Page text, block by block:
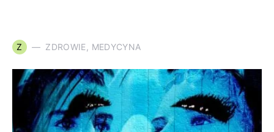
Z ZDROWIE, MEDYCYNA